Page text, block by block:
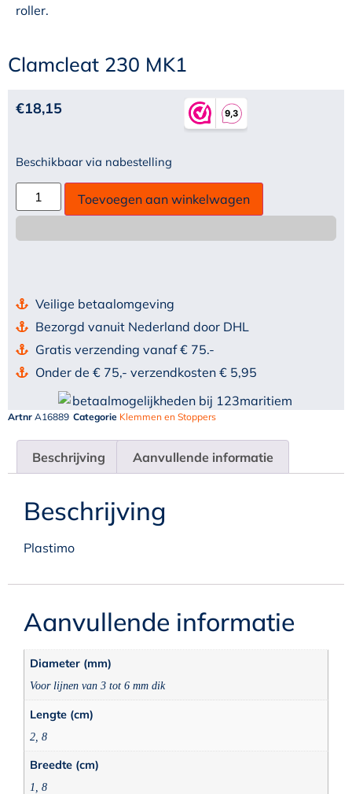
roller.
Clamcleat 230 MK1
€18,15
Beschikbaar via nabestelling
Toevoegen aan winkelwagen
Veilige betaalomgeving
Bezorgd vanuit Nederland door DHL
Gratis verzending vanaf € 75.-
Onder de € 75,- verzendkosten € 5,95
Artnr A16889 Categorie Klemmen en Stoppers
Beschrijving Aanvullende informatie
Beschrijving
Plastimo
Aanvullende informatie
Diameter (mm)
Voor lijnen van 3 tot 6 mm dik
Lengte (cm)
2, 8
Breedte (cm)
1, 8